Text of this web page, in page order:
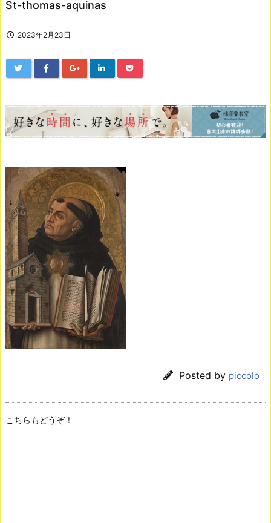
St-thomas-aquinas
2023年2月23日
Posted by piccolo
こちらもどうぞ！